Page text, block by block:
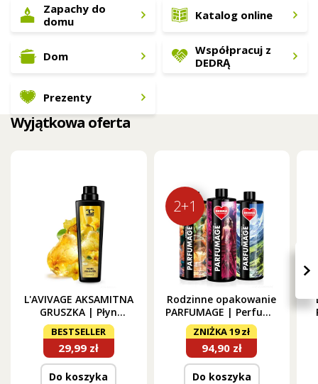
Zapachy do
domu
Dom
Prezenty
Katalog online
Współpracuj z
DEDRĄ
Wyjątkowa oferta
L'AVIVAGE AKSAMITNA
GRUSZKA | Płyn
zmiękczający | 750 ml
BESTSELLER
29,99 zł
Do koszyka
2+1
Rodzinne opakowanie
PARFUMAGE | Perfumy
do prania | LILA
FASHION & MOUNTAIN
SPIRIT & AMBROSIA |
500 ml × 3
ZNIŻKA 19 zł
94,90 zł
Do koszyka
›